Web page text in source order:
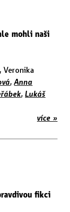
mohli naši
, Veronika
,Anna
, Lukáš
více »
fikci